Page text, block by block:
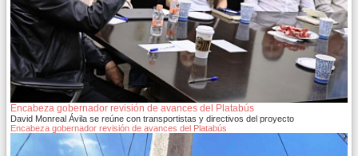
Encabeza gobernador revisión de avances del Platabús
David Monreal Ávila se reúne con transportistas y directivos del proyecto
Encabeza gobernador revisión de avances del Platabús